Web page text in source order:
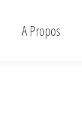
A Propos
A Propos